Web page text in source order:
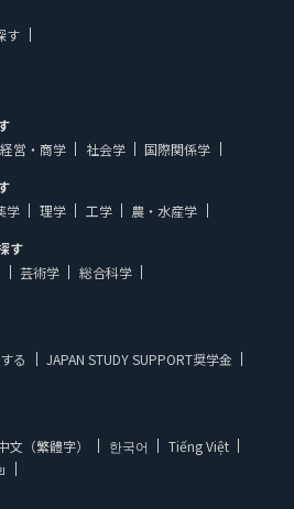
す
営・商学 社会学
国際関係学
学 理学 工学
農・水産学
す
芸術学 総合科学
る JAPAN STUDY SUPPORT奨学金
文（繁體字） 한국어
Tiếng Việt